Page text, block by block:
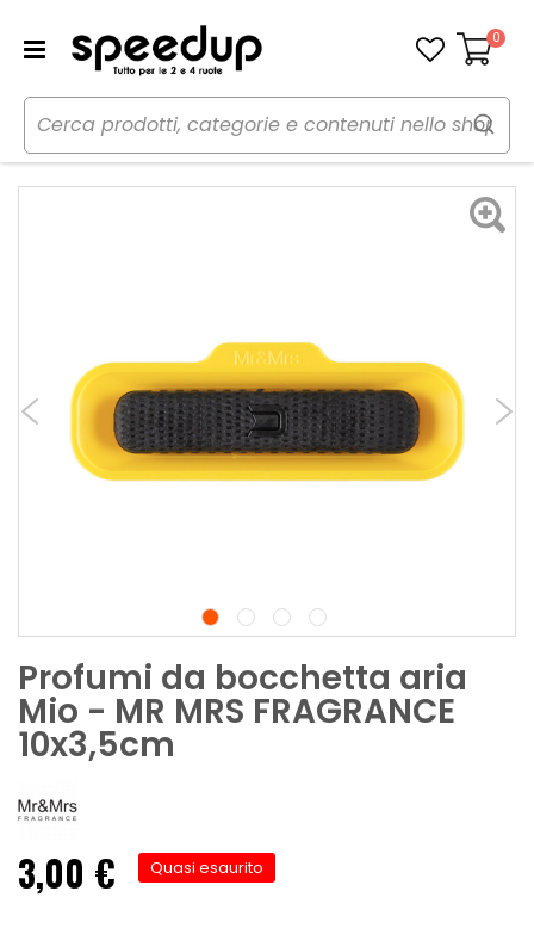
Carrello
0
Home Auto Cura dell'auto
Profumi
Profumi da bocchetta aria Mio - MR MRS FRAGRANCE
Profumi da bocchetta aria
Mio - MR MRS FRAGRANCE
10x3,5cm
3,00 € Quasi esaurito